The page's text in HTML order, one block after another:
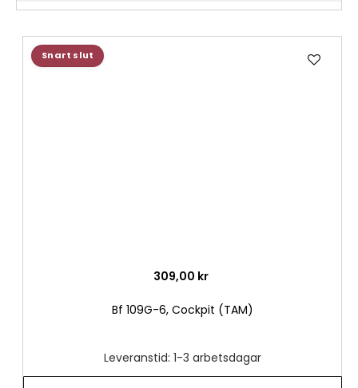
Snart slut
309,00 kr
Bf 109G-6, Cockpit (TAM)
Leveranstid: 1-3 arbetsdagar